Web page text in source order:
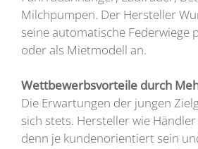
Milchpumpen. Der Hersteller
seine automatische Federwiege
oder als Mietmodell an.
Wettbewerbsvorteile durch
Die Erwartungen der jungen
sich stets. Hersteller wie
denn je kundenorientiert sein